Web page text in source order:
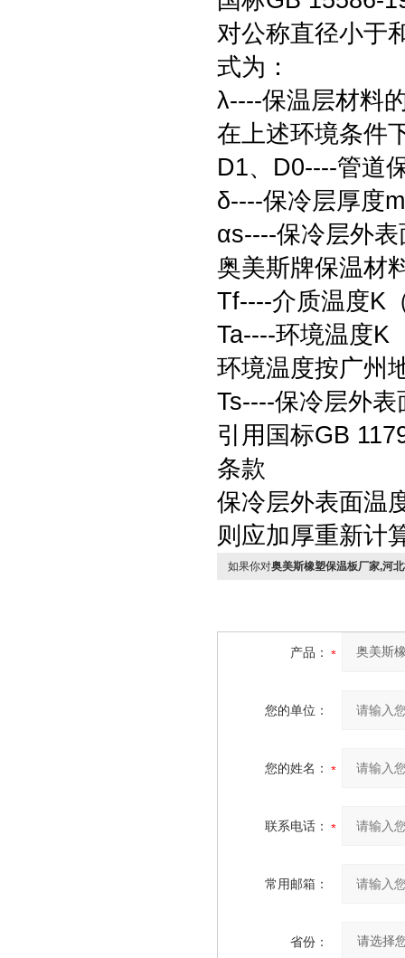
对公称直径小于
式为：
λ----保温层材料
在上述环境条件
D1、D0----管道
δ----保冷层厚度m
αs----保冷层外
奥美斯牌保温材
Tf----介质温度K
Ta----环境温度K
环境温度按广州
Ts----保冷层外表
引用国标GB
条款
保冷层外表面温
则应加厚重新计
如果你对奥美斯橡塑保温板厂家,河
产品：
您的单位：
您的姓名：
联系电话：
常用邮箱：
省份：